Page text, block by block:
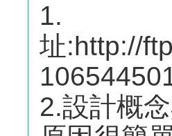
址:http://
2.設計概